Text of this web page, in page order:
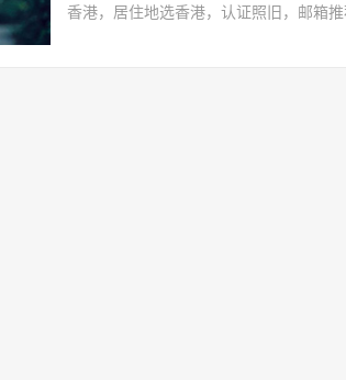
香港，居住地选香港，认证照旧，邮箱